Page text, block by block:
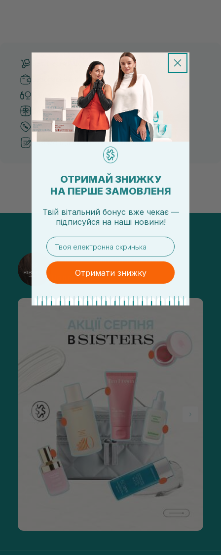
Бесплатная доставка от 3000 UAH
Безопасные способы оплаты
Только оригинальная косметика
Система бонусов и лояльности
Лучшие цены и топ товары
Рекомендации от косметологов
@sisters_stelmakh в Instagram
Подписаться
ОТРИМАЙ ЗНИЖКУ
НА ПЕРШЕ ЗАМОВЛЕНЯ
Твій вітальний бонус вже чекає —
підписуйся на наші новини!
email
Отримати знижку